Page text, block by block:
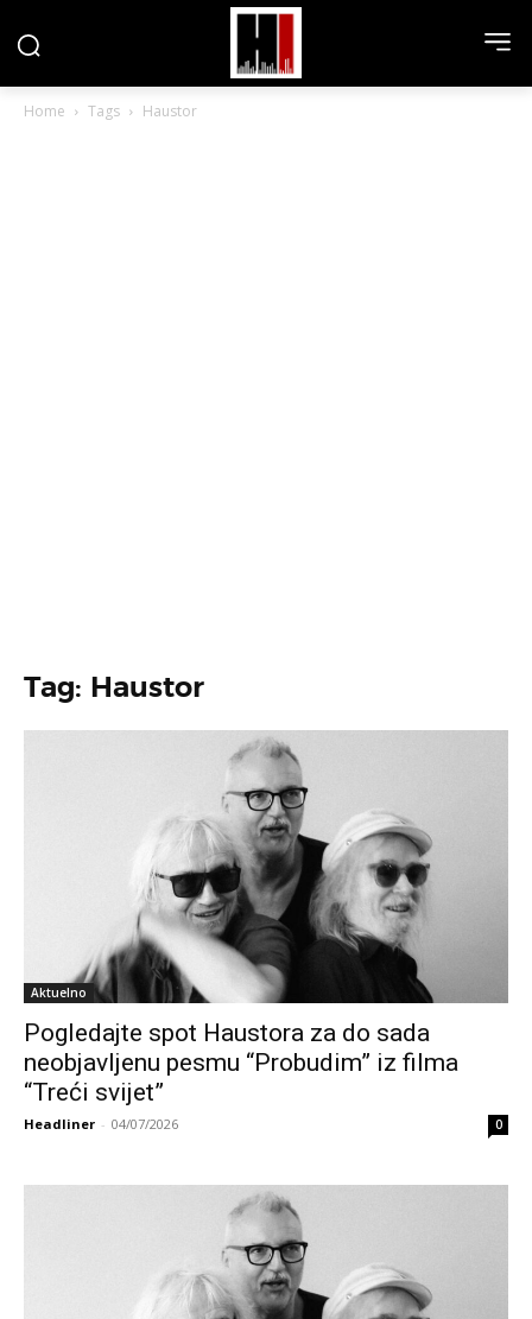
Home Tags Haustor
Tag: Haustor
Aktuelno
Pogledajte spot Haustora za do sada
neobjavljenu pesmu “Probudim” iz filma
“Treći svijet”
Headliner - 04/07/2026 0